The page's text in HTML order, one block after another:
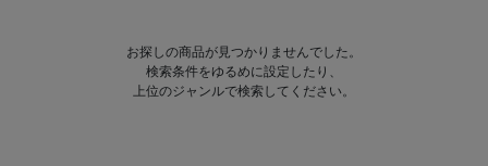
お探しの商品が見つかりませんでした。
検索条件をゆるめに設定したり、
上位のジャンルで検索してください。